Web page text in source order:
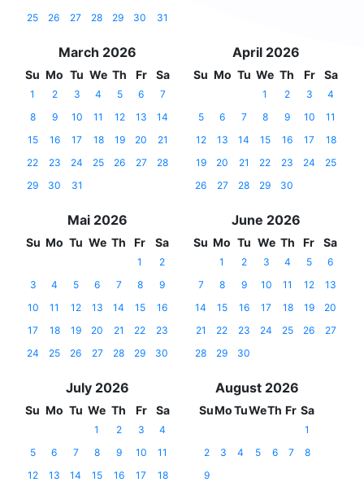
25
26 27 28 29 30 31
March 2026
Su Mo Tu We Th Fr Sa
1 2 3 4 5 6
7
8
9 10 11 12 13
14
15
16 17 18 19 20
21
22
23 24 25 26 27
28
29
30 31
April 2026
Su Mo Tu We Th Fr Sa
1 2 3
4
5
6 7 8 9 10
11
12
13 14 15 16 17
18
19
20 21 22 23 24
25
26
27 28 29 30
Mai 2026
Su Mo Tu We Th Fr Sa
1
2
3
4 5 6 7 8
9
10
11 12 13 14 15
16
17
18 19 20 21 22
23
24
25 26 27 28 29 30
June 2026
Su Mo Tu We Th Fr Sa
1 2 3 4 5
6
7
8 9 10 11 12
13
14
15 16 17 18 19
20
21
22 23 24 25 26
27
28
29 30
July 2026
Su Mo Tu We Th Fr Sa
1 2 3
4
5
6 7 8 9 10
11
12
13 14 15 16 17
18
August 2026
SuMoTuWeTh Fr Sa
1
2
3 4 5 6 7
8
9